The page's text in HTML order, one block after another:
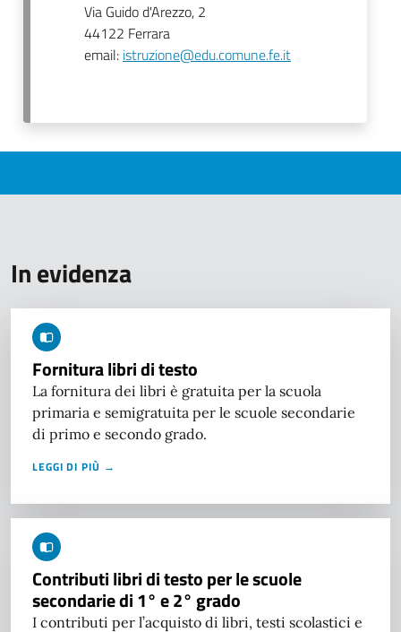
Via Guido d'Arezzo, 2
44122 Ferrara
email: istruzione@edu.comune.fe.it
In evidenza
Fornitura libri di testo
La fornitura dei libri è gratuita per la scuola
primaria e semigratuita per le scuole secondarie
di primo e secondo grado.
LEGGI DI PIÙ →
Contributi libri di testo per le scuole
secondarie di 1° e 2° grado
I contributi per l’acquisto di libri, testi scolastici e